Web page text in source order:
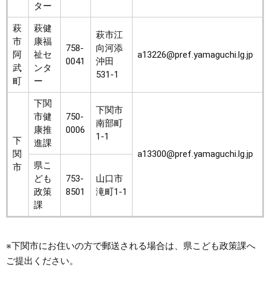
ター
萩
市
阿
武
町
萩健
康福
祉セ
ンタ
ー
758-
0041
萩市江
向河添
沖田
531-1
a13226@pref.yamaguchi.lg.jp
下
関
市
下関
市健
康推
進課
750-
0006
下関市
南部町
1-1
a13300@pref.yamaguchi.lg.jp
県こ
ども
政策
課
753-
8501
山口市
滝町1-1
※下関市にお住いの方で郵送される場合は、県こども政策課へ
ご提出ください。